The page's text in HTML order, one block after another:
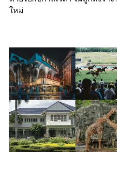
ใหม่